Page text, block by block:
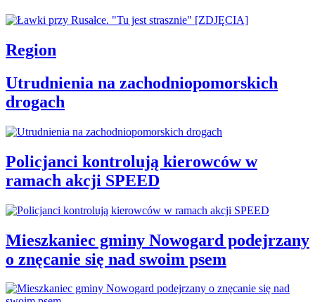
Region
Utrudnienia na zachodniopomorskich
drogach
Policjanci kontrolują kierowców w
ramach akcji SPEED
Mieszkaniec gminy Nowogard podejrzany
o znęcanie się nad swoim psem